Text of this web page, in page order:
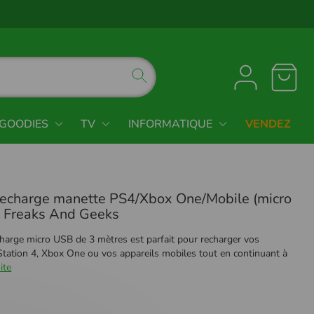
TV INFORMATIQUE VENDEZ
manette PS4/Xbox One/Mobile (micro
And Geeks
micro USB de 3 mètres est parfait pour recharger vos
4, Xbox One ou vos appareils mobiles tout en continuant à